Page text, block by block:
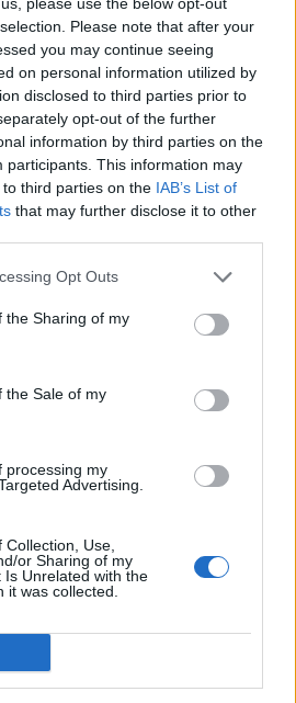
Please note that after your
you may continue seeing
on personal information utilized by
disclosed to third parties prior to
opt-out of the further
information by third parties on the
participants. This information may
third parties on the IAB’s List of
that may further disclose it to other
Opt Outs
the Sharing of my
the Sale of my
processing my
Advertising.
Use,
or Sharing of my
Is Unrelated with the
it was collected.
skal farten være beregnet
som yter hele
økning av toppfarten
knop.
utgis av